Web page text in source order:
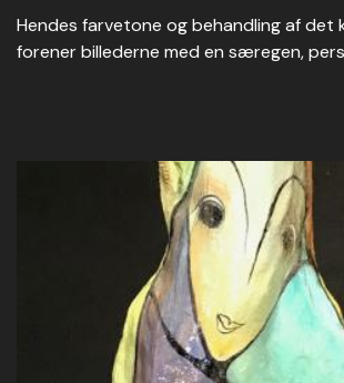
Hendes farvetone og behandling af det
forener billederne med en særegen,